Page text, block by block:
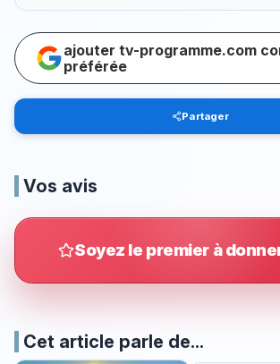
ajouter tv-programme.com
préférée
Partager
Vos avis
Soyez le premier à
Cet article parle de...